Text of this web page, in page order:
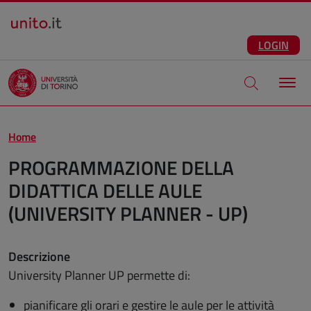
Salta al contenuto principale
LOGIN
Apri modale
Home
PROGRAMMAZIONE DELLA
DIDATTICA DELLE AULE
(UNIVERSITY PLANNER - UP)
Descrizione
University Planner UP permette di:
pianificare gli orari e gestire le aule per le attività